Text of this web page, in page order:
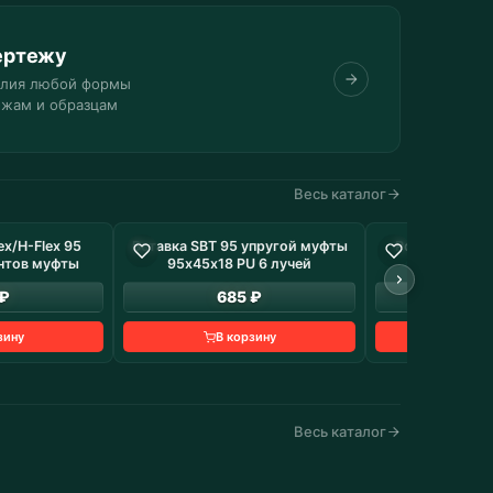
любой формы
и образцам
Весь каталог
наличие: 22 шт
Н-Flex 95
муфты
В наличие: 1 шт
Вставка SBT 95 упругой муфты
95х45х18 PU 6 лучей
685 ₽
В корзину
Ролик Анти-
Весь каталог
Конвейеры и линии